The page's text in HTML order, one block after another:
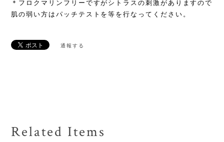
＊フロクマリンフリーですがシトラスの刺激がありますので
肌の弱い方はパッチテストを等を行なってください。
通報する
Related Items